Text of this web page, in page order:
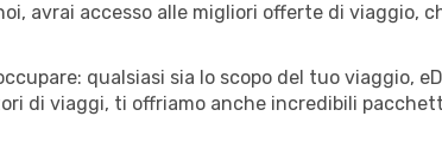
avrai accesso alle migliori offerte di viaggio,
qualsiasi sia lo scopo del tuo viaggio,
di viaggi, ti offriamo anche incredibili